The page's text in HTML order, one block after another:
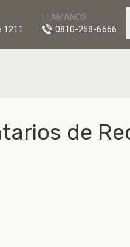
LLAMANOS
0810-268-6666
de